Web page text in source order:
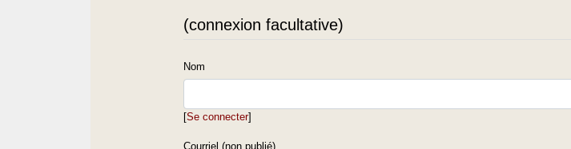
(connexion facultative)
Nom
[Se connecter]
Courriel (non publié)